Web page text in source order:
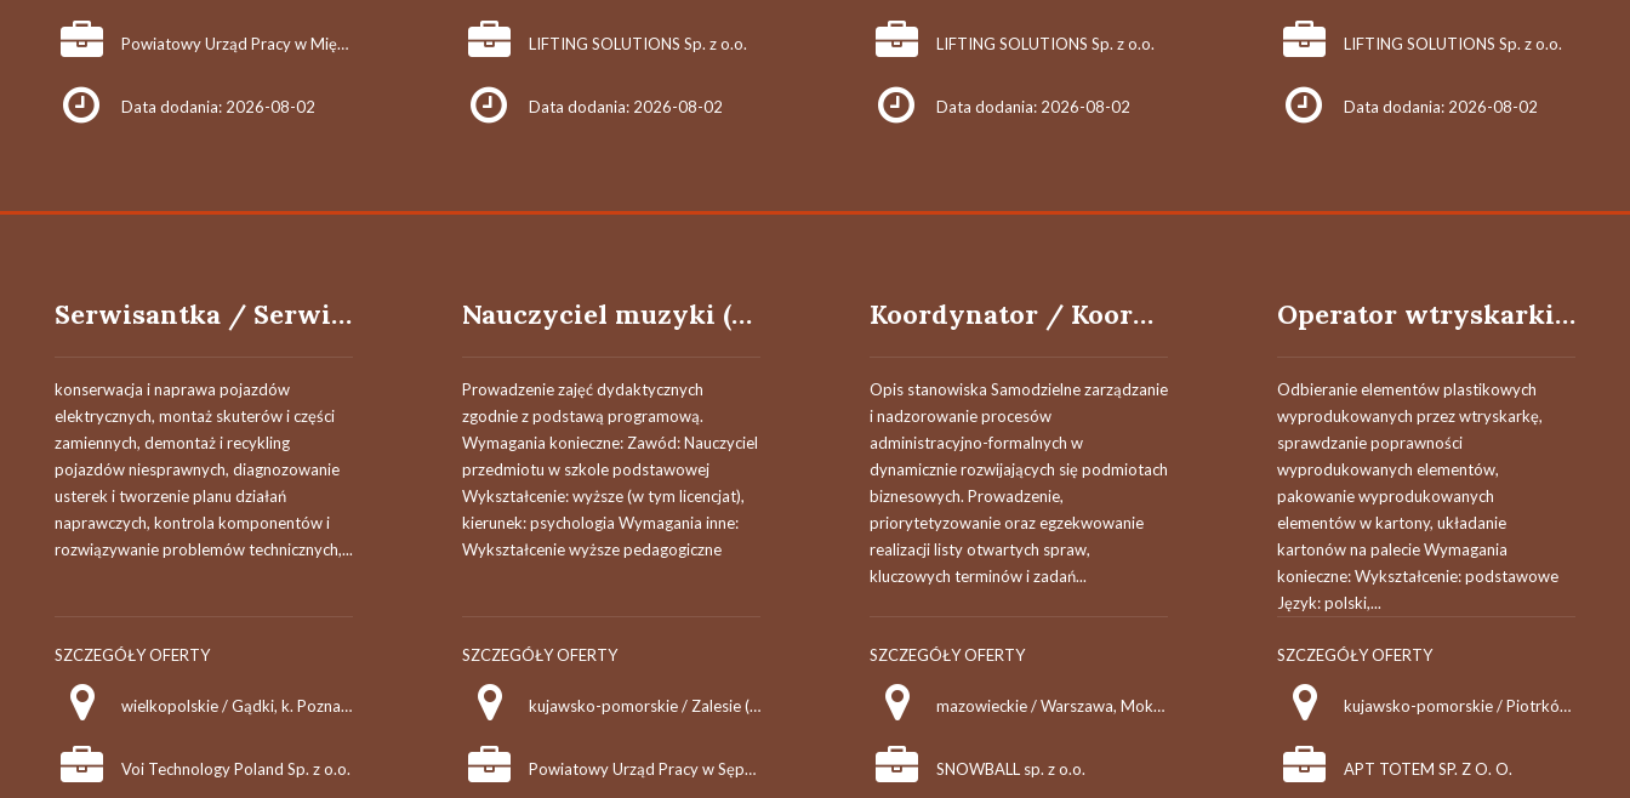
Powiatowy Urząd Pracy w Międzychodzie
Data dodania: 2026-08-02
LIFTING SOLUTIONS Sp. z o.o.
Data dodania: 2026-08-02
LIFTING SOLUTIONS Sp. z o.o.
Data dodania: 2026-08-02
LIFTING SOLUTIONS Sp. z o.o.
Data dodania: 2026-08-02
Serwisantka / Serwisant Pojazdów Elektrycznych (hulajnogi i rowery)
konserwacja i naprawa pojazdów
elektrycznych, montaż skuterów i części
zamiennych, demontaż i recykling
pojazdów niesprawnych, diagnozowanie
usterek i tworzenie planu działań
naprawczych, kontrola komponentów i
rozwiązywanie problemów technicznych,...
SZCZEGÓŁY OFERTY
wielkopolskie / Gądki, k. Poznania, ul. Magazynowa 5
Voi Technology Poland Sp. z o.o.
Nauczyciel muzyki (k,m)
Prowadzenie zajęć dydaktycznych
zgodnie z podstawą programową.
Wymagania konieczne: Zawód: Nauczyciel
przedmiotu w szkole podstawowej
Wykształcenie: wyższe (w tym licencjat),
kierunek: psychologia Wymagania inne:
Wykształcenie wyższe pedagogiczne
SZCZEGÓŁY OFERTY
kujawsko-pomorskie / Zalesie (pow. nakielski, gm. Szubin), Zalesie
Powiatowy Urząd Pracy w Sępólnie Krajeńskim
Koordynator / Koordynatorka ds. Operacyjnych i Administracji Biznesowej
Opis stanowiska Samodzielne zarządzanie
i nadzorowanie procesów
administracyjno-formalnych w
dynamicznie rozwijających się podmiotach
biznesowych. Prowadzenie,
priorytetyzowanie oraz egzekwowanie
realizacji listy otwartych spraw,
kluczowych terminów i zadań...
SZCZEGÓŁY OFERTY
mazowieckie / Warszawa, Mokotów
SNOWBALL sp. z o.o.
Operator wtryskarki (k/m)
Odbieranie elementów plastikowych
wyprodukowanych przez wtryskarkę,
sprawdzanie poprawności
wyprodukowanych elementów,
pakowanie wyprodukowanych
elementów w kartony, układanie
kartonów na palecie Wymagania
konieczne: Wykształcenie: podstawowe
Język: polski,...
SZCZEGÓŁY OFERTY
kujawsko-pomorskie / Piotrków Kujawski
APT TOTEM SP. Z O. O.